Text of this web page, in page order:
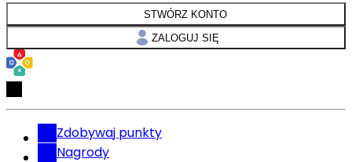
STWÓRZ KONTO
ZALOGUJ SIĘ
Zdobywaj punkty
Nagrody